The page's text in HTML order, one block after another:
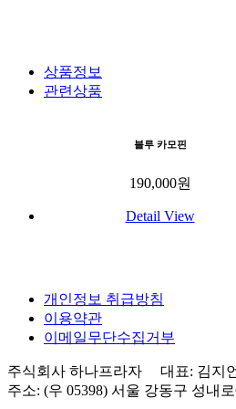
상품정보
관련상품
블루 카모핀
190,000원
Detail View
개인정보 취급방침
이용약관
이메일무단수집거부
주식회사 하나프라자 대표: 김지
주소: (우 05398) 서울 강동구 성내